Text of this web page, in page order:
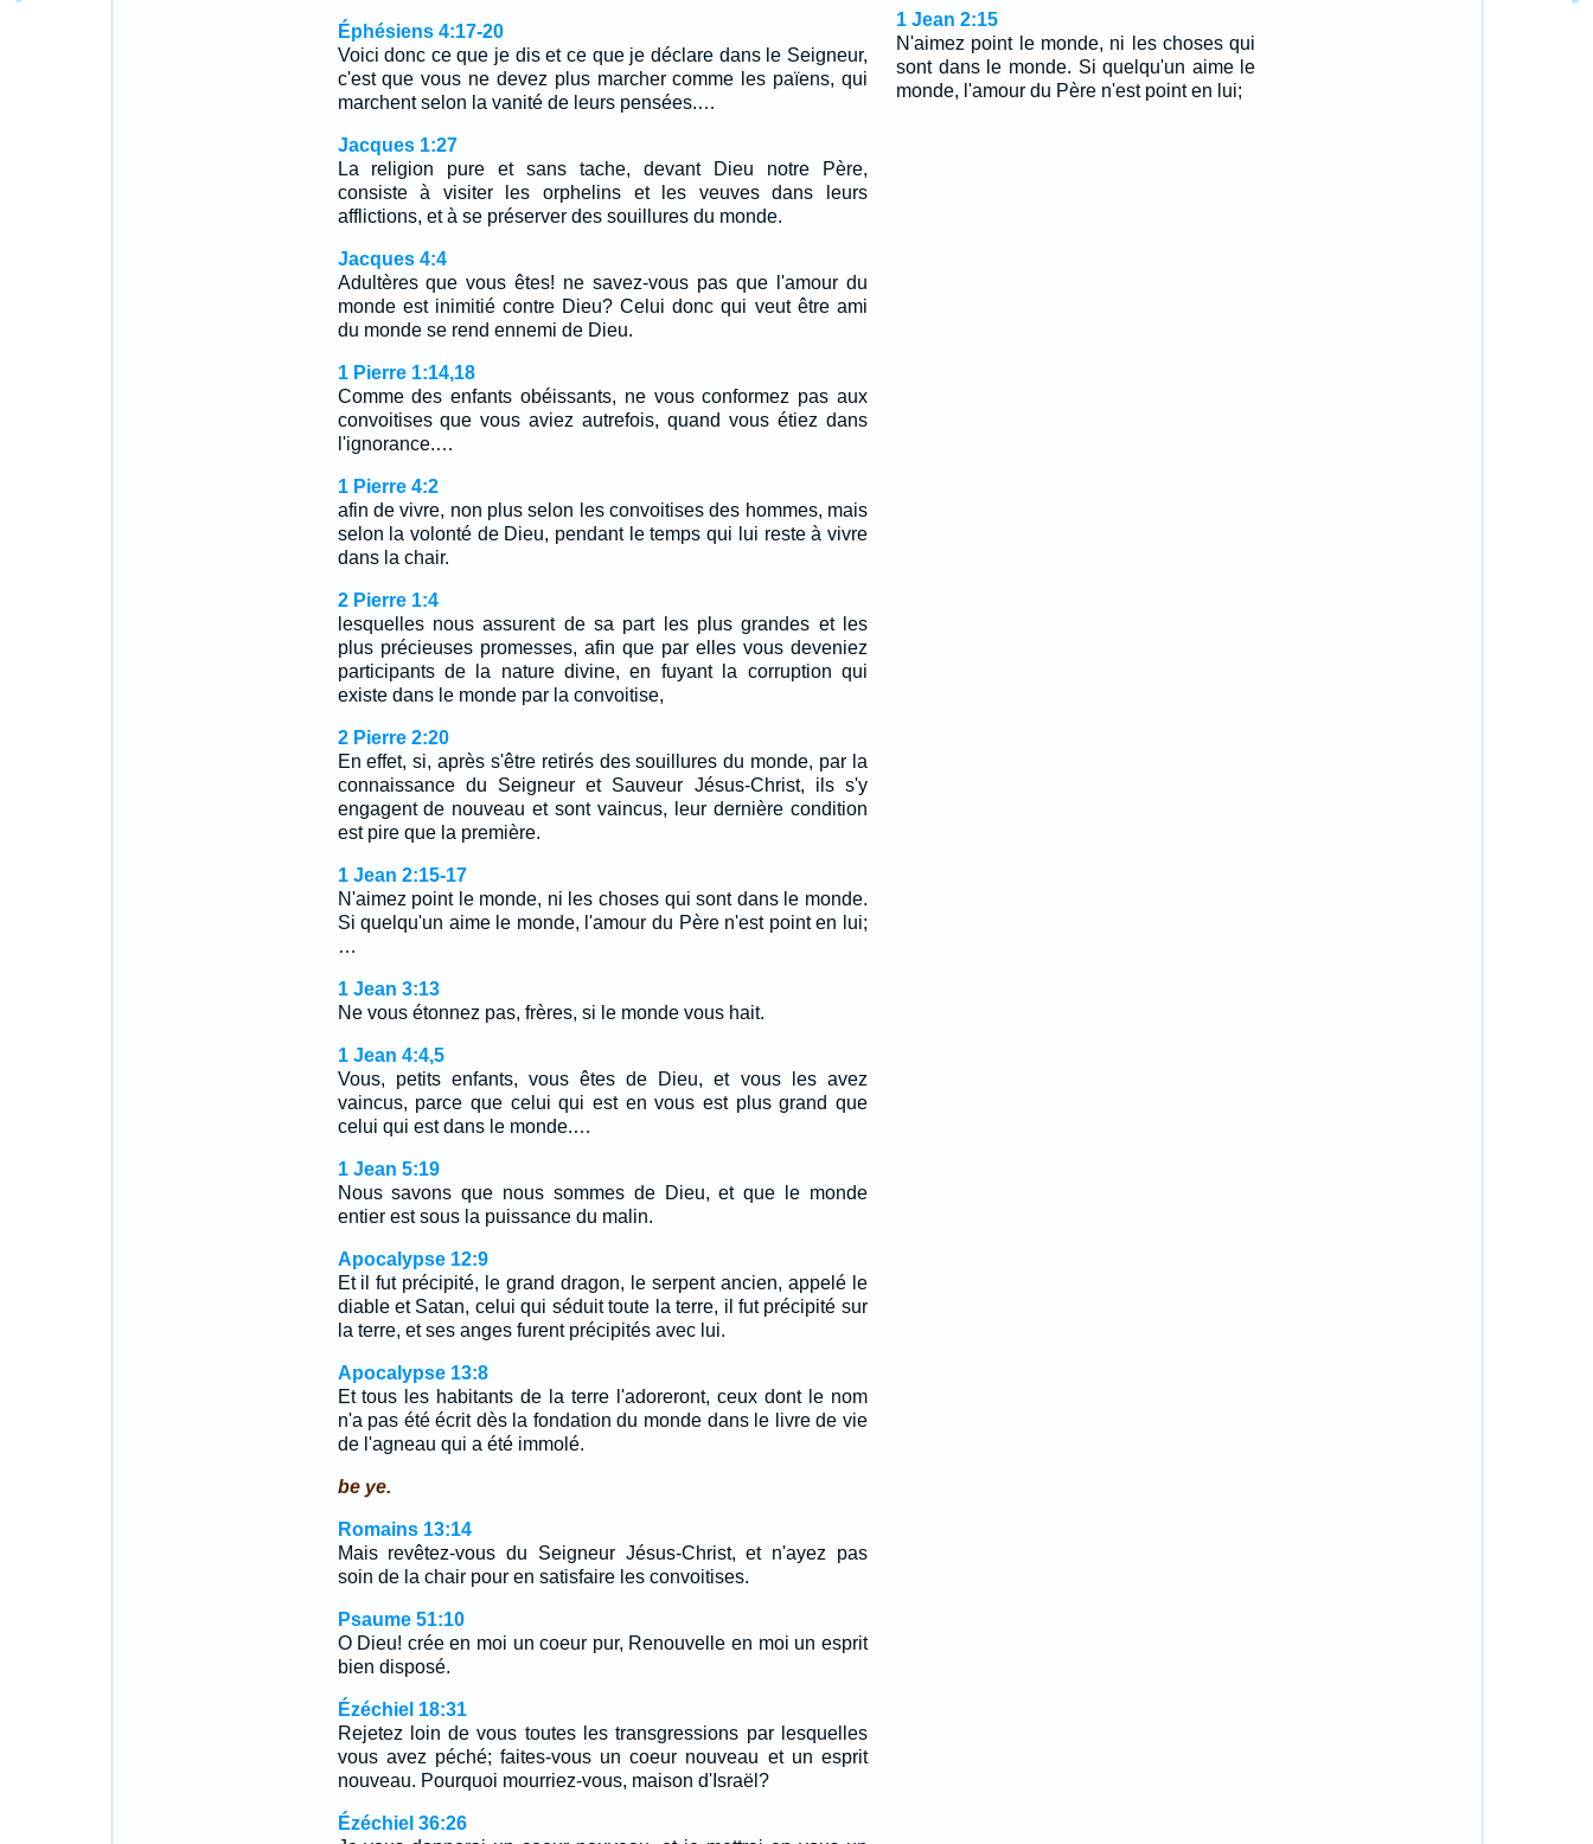
Éphésiens 4:17-20
Voici donc ce que je dis et ce que je déclare dans le Seigneur,
c'est que vous ne devez plus marcher comme les païens, qui
marchent selon la vanité de leurs pensées.…
Jacques 1:27
La religion pure et sans tache, devant Dieu notre Père,
consiste à visiter les orphelins et les veuves dans leurs
afflictions, et à se préserver des souillures du monde.
Jacques 4:4
Adultères que vous êtes! ne savez-vous pas que l'amour du
monde est inimitié contre Dieu? Celui donc qui veut être ami
du monde se rend ennemi de Dieu.
1 Pierre 1:14,18
Comme des enfants obéissants, ne vous conformez pas aux
convoitises que vous aviez autrefois, quand vous étiez dans
l'ignorance.…
1 Pierre 4:2
afin de vivre, non plus selon les convoitises des hommes, mais
selon la volonté de Dieu, pendant le temps qui lui reste à vivre
dans la chair.
2 Pierre 1:4
lesquelles nous assurent de sa part les plus grandes et les
plus précieuses promesses, afin que par elles vous deveniez
participants de la nature divine, en fuyant la corruption qui
existe dans le monde par la convoitise,
2 Pierre 2:20
En effet, si, après s'être retirés des souillures du monde, par la
connaissance du Seigneur et Sauveur Jésus-Christ, ils s'y
engagent de nouveau et sont vaincus, leur dernière condition
est pire que la première.
1 Jean 2:15-17
N'aimez point le monde, ni les choses qui sont dans le monde.
Si quelqu'un aime le monde, l'amour du Père n'est point en lui;
…
1 Jean 3:13
Ne vous étonnez pas, frères, si le monde vous hait.
1 Jean 4:4,5
Vous, petits enfants, vous êtes de Dieu, et vous les avez
vaincus, parce que celui qui est en vous est plus grand que
celui qui est dans le monde.…
1 Jean 5:19
Nous savons que nous sommes de Dieu, et que le monde
entier est sous la puissance du malin.
Apocalypse 12:9
Et il fut précipité, le grand dragon, le serpent ancien, appelé le
diable et Satan, celui qui séduit toute la terre, il fut précipité sur
la terre, et ses anges furent précipités avec lui.
Apocalypse 13:8
Et tous les habitants de la terre l'adoreront, ceux dont le nom
n'a pas été écrit dès la fondation du monde dans le livre de vie
de l'agneau qui a été immolé.
be ye.
Romains 13:14
Mais revêtez-vous du Seigneur Jésus-Christ, et n'ayez pas
soin de la chair pour en satisfaire les convoitises.
Psaume 51:10
O Dieu! crée en moi un coeur pur, Renouvelle en moi un esprit
bien disposé.
Ézéchiel 18:31
Rejetez loin de vous toutes les transgressions par lesquelles
vous avez péché; faites-vous un coeur nouveau et un esprit
nouveau. Pourquoi mourriez-vous, maison d'Israël?
Ézéchiel 36:26
1 Jean 2:15
N'aimez point le monde, ni les choses qui
sont dans le monde. Si quelqu'un aime le
monde, l'amour du Père n'est point en lui;